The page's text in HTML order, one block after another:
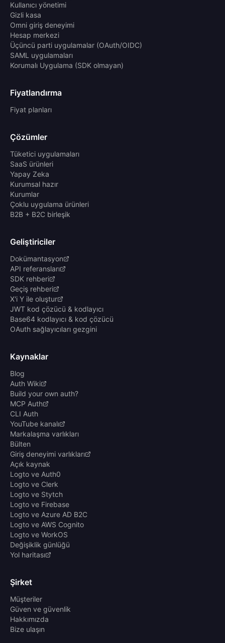
Kullanıcı yönetimi
Gizli kasa
Omni giriş deneyimi
Hesap merkezi
Üçüncü parti uygulamalar (OAuth/OIDC)
SAML uygulamaları
Korumalı Uygulama (SDK olmayan)
Fiyatlandırma
Fiyat planları
Çözümler
Tüketici uygulamaları
SaaS ürünleri
Yapay Zeka
Kurumsal hazır
Kurumlar
Çoklu uygulama ürünleri
B2B + B2C birleşik
Geliştiriciler
Dokümantasyon
API referansları
SDK rehberi
Geçiş rehberi
X'i Y ile oluştur
JWT kod çözücü & kodlayıcı
Base64 kodlayıcı & kod çözücü
OAuth sağlayıcıları gezgini
Kaynaklar
Blog
Auth Wiki
Build your own auth?
MCP Auth
CLI Auth
YouTube kanalı
Markalaşma varlıkları
Bülten
Giriş deneyimi varlıkları
Açık kaynak
Logto ve Auth0
Logto ve Clerk
Logto ve Stytch
Logto ve Firebase
Logto ve Azure AD B2C
Logto ve AWS Cognito
Logto ve WorkOS
Değişiklik günlüğü
Yol haritası
Şirket
Müşteriler
Güven ve güvenlik
Hakkımızda
Bize ulaşın